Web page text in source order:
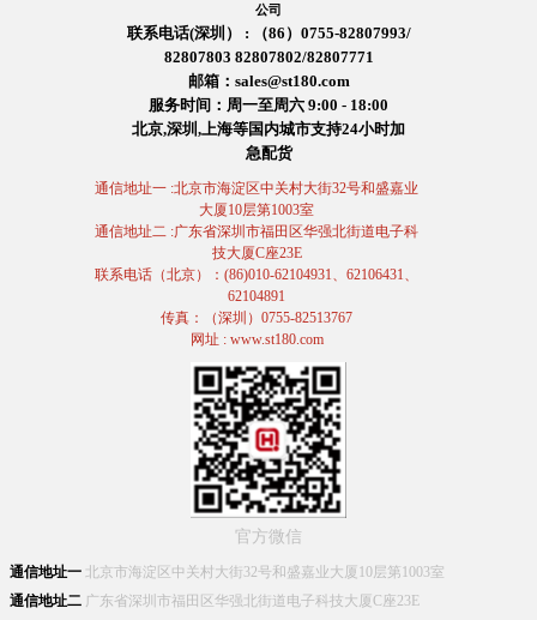
公司
联系电话(深圳） : （86）0755-82807993/
82807803 82807802/82807771
邮箱：sales@st180.com
服务时间：周一至周六 9:00 - 18:00
北京,深圳,上海等国内城市支持24小时加
急配货
通信地址一 :北京市海淀区中关村大街32号和盛嘉业
大厦10层第1003室
通信地址二 :广东省深圳市福田区华强北街道电子科
技大厦C座23E
联系电话（北京）：(86)010-62104931、62106431、
62104891
传真：（深圳）0755-82513767
网址 : www.st180.com
官方微信
通信地址一
北京市海淀区中关村大街32号和盛嘉业大厦10层第1003室
通信地址二 广东省深圳市福田区华强北街道电子科技大厦C座23E